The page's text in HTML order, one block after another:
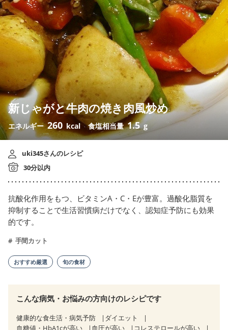
新じゃがと牛肉の焼き肉風炒め
エネルギー260 kcal 食塩相当量1.5 g
uki345さんのレシピ
30分以内
抗酸化作用をもつ、ビタミンA・C・Eが豊富。過酸化脂質を
抑制することで生活習慣病だけでなく、認知症予防にも効果
的です。
手間カット
おすすめ厳選 旬の食材
こんな病気・お悩みの方向けのレシピです
健康的な食生活・病気予防
ダイエット